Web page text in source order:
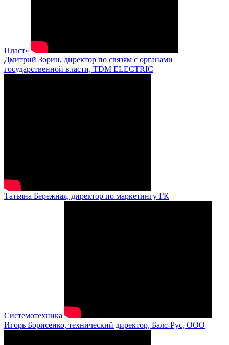
Пласт»
Дмитрий Зорин, директор по связям с органами
государственной власти, TDM ELECTRIC
Татьяна Бережная, директор по маркетингу ГК
Системотехника
Игорь Борисенко, технический директор, Балс-Рус, ООО